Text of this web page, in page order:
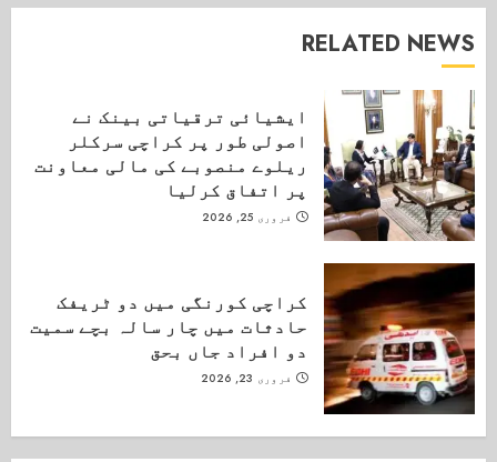
RELATED NEWS
ایشیائی ترقیاتی بینک نے
اصولی طور پر کراچی سرکلر
ریلوے منصوبے کی مالی معاونت
پر اتفاق کرلیا
فروری 25, 2026
کراچی کورنگی میں دو ٹریفک
حادثات میں چار سالہ بچے سمیت
دو افراد جاں بحق
فروری 23, 2026